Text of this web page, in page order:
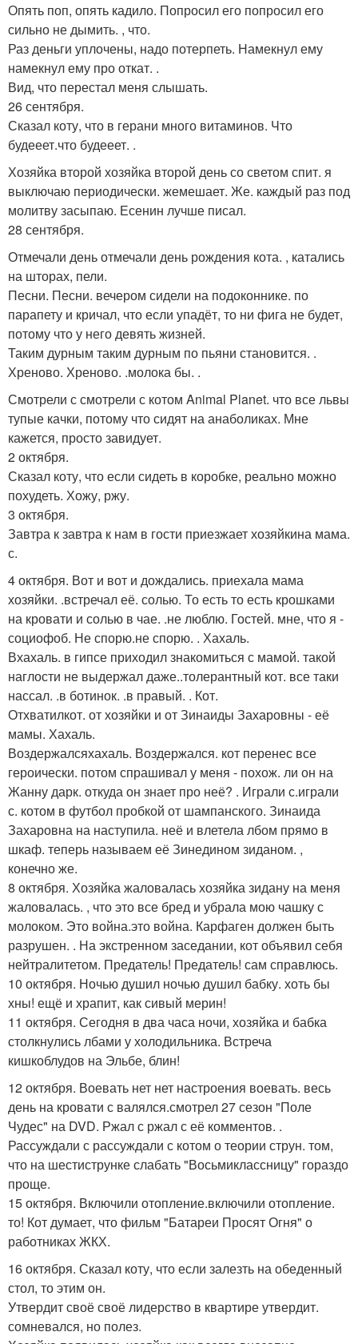
Опять поп, опять кадило. Попросил его попросил его
сильно не дымить. , что.
Раз деньги уплочены, надо потерпеть. Намекнул ему
намекнул ему про откат. .
Вид, что перестал меня слышать.
26 сентября.
Сказал коту, что в герани много витаминов. Что
будееет.что будееет. .
Хозяйка второй хозяйка второй день со светом спит. я
выключаю периодически. жемешает. Же. каждый раз под
молитву засыпаю. Есенин лучше писал.
28 сентября.
Отмечали день отмечали день рождения кота. , катались
на шторах, пели.
Песни. Песни. вечером сидели на подоконнике. по
парапету и кричал, что если упадёт, то ни фига не будет,
потому что у него девять жизней.
Таким дурным таким дурным по пьяни становится. .
Хреново. Хреново. .молока бы. .
Смотрели с смотрели с котом Animal Planet. что все львы
тупые качки, потому что сидят на анаболиках. Мне
кажется, просто завидует.
2 октября.
Сказал коту, что если сидеть в коробке, реально можно
похудеть. Хожу, ржу.
3 октября.
Завтра к завтра к нам в гости приезжает хозяйкина мама.
с.
4 октября. Вот и вот и дождались. приехала мама
хозяйки. .встречал её. солью. То есть то есть крошками
на кровати и солью в чае. .не люблю. Гостей. мне, что я -
социофоб. Не спорю.не спорю. . Хахаль.
Вхахаль. в гипсе приходил знакомиться с мамой. такой
наглости не выдержал даже..толерантный кот. все таки
нассал. .в ботинок. .в правый. . Кот.
Отхватилкот. от хозяйки и от Зинаиды Захаровны - её
мамы. Хахаль.
Воздержалсяхахаль. Воздержался. кот перенес все
героически. потом спрашивал у меня - похож. ли он на
Жанну дарк. откуда он знает про неё? . Играли с.играли
с. котом в футбол пробкой от шампанского. Зинаида
Захаровна на наступила. неё и влетела лбом прямо в
шкаф. теперь называем её Зинедином зиданом. ,
конечно же.
8 октября. Хозяйка жаловалась хозяйка зидану на меня
жаловалась. , что это все бред и убрала мою чашку с
молоком. Это война.это война. Карфаген должен быть
разрушен. . На экстренном заседании, кот объявил себя
нейтралитетом. Предатель! Предатель! сам справлюсь.
10 октября. Ночью душил ночью душил бабку. хоть бы
хны! ещё и храпит, как сивый мерин!
11 октября. Сегодня в два часа ночи, хозяйка и бабка
столкнулись лбами у холодильника. Встреча
кишкоблудов на Эльбе, блин!
12 октября. Воевать нет нет настроения воевать. весь
день на кровати с валялся.смотрел 27 сезон "Поле
Чудес" на DVD. Ржал с ржал с её комментов. .
Рассуждали с рассуждали с котом о теории струн. том,
что на шестиструнке слабать "Восьмиклассницу" гораздо
проще.
15 октября. Включили отопление.включили отопление.
то! Кот думает, что фильм "Батареи Просят Огня" о
работниках ЖКХ.
16 октября. Сказал коту, что если залезть на обеденный
стол, то этим он.
Утвердит своё своё лидерство в квартире утвердит.
сомневался, но полез.